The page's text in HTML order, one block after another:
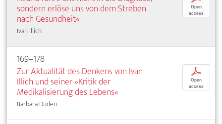
sondern erlöse uns von dem Streben
nach Gesundheit«
Ivan Illich
Open
access
169–178
Zur Aktualität des Denkens von Ivan
Illich und seiner »Kritik der
Medikalisierung des Lebens«
Barbara Duden
p
Open
access